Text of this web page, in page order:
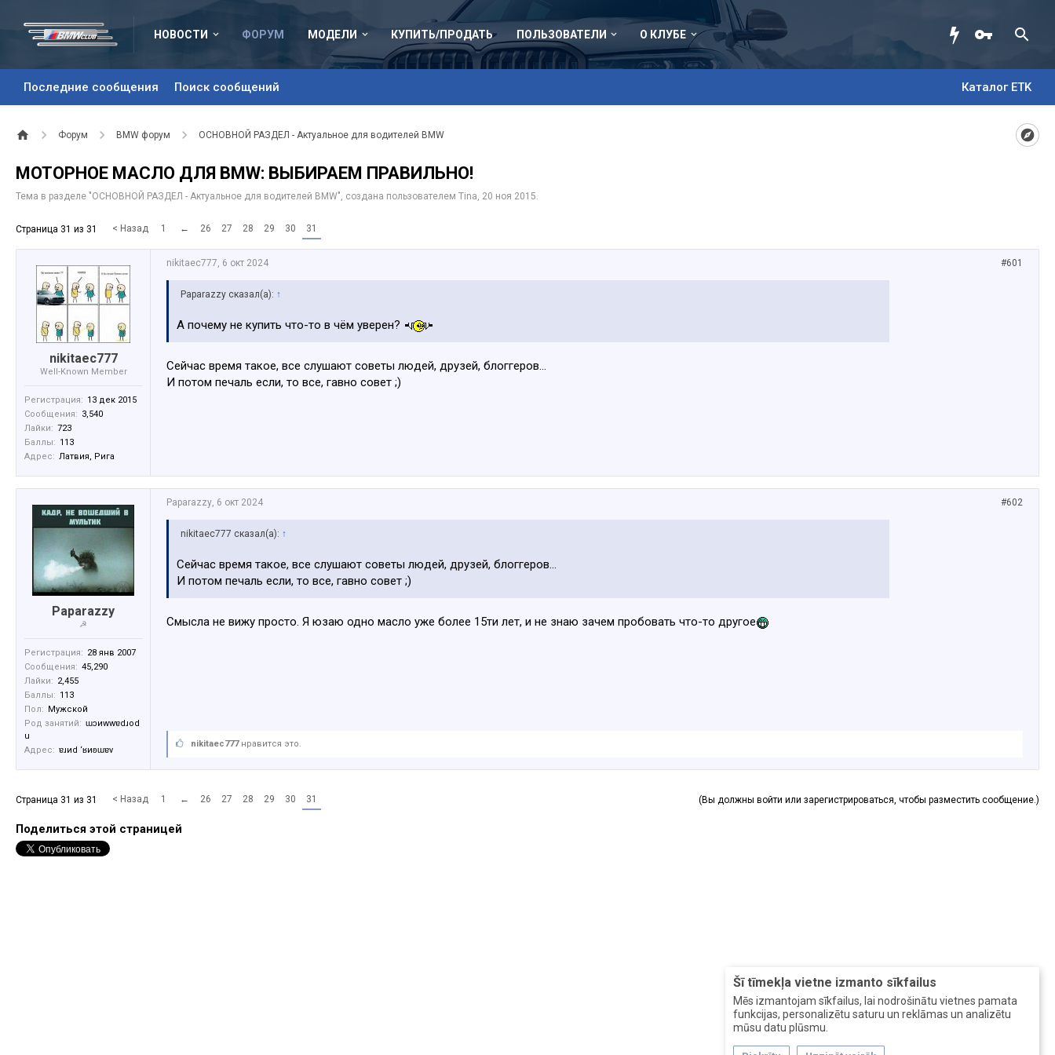
НОВОСТИ ФОРУМ
Последние сообщения Поиск сообщений Каталог ETK
МОДЕЛИ КУПИТЬ/ПРОДАТЬ ПОЛЬЗОВАТЕЛИ О КЛУБЕ
Форум BMW форум ОСНОВНОЙ РАЗДЕЛ - Актуальное для водителей BMW
Šī tīmekļa vietne izmanto sīkfailus
Mēs izmantojam sīkfailus, lai nodrošinātu vietnes pamata
funkcijas, personalizētu saturu un reklāmas un analizētu
mūsu datu plūsmu.
МОТОРНОЕ МАСЛО ДЛЯ BMW: ВЫБИРАЕМ ПРАВИЛЬНО!
Тема в разделе "ОСНОВНОЙ РАЗДЕЛ - Актуальное для водителей BMW", создана пользователем Tina, 20 ноя 2015.
Страница 31 из 31 < Назад 1 ← 26 27 28 29 30 31
nikitaec777
Well-Known Member
Регистрация: 13 дек 2015
Сообщения: 3,540
Лайки: 723
Баллы: 113
Адрес: Латвия, Рига
#601
nikitaec777, 6 окт 2024
Paparazzy сказал(а): ↑
А почему не купить что-то в чём уверен?
Сейчас время такое, все слушают советы людей, друзей, блоггеров…
И потом печаль если, то все, гавно совет ;)
Paparazzy
☭
Регистрация: 28 янв 2007
Сообщения: 45,290
Лайки: 2,455
Баллы: 113
Пол:
Мужской
Род занятий: ɯɔиwwɐdɹоd
u
Адрес: ɐɹиd ‘ʁиʚɯɐv
#602
Paparazzy, 6 окт 2024
nikitaec777 сказал(а): ↑
Сейчас время такое, все слушают советы людей, друзей, блоггеров…
И потом печаль если, то все, гавно совет ;)
Смысла не вижу просто. Я юзаю одно масло уже более 15ти лет, и не знаю зачем пробовать что-то другое
nikitaec777нравится это.
(Вы должны войти или зарегистрироваться, чтобы разместить сообщение.)
Страница 31 из 31 < Назад 1 ← 26 27 28 29 30 31
Поделиться этой страницей